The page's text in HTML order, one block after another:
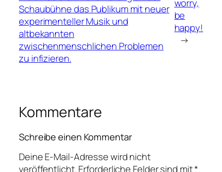
Schaubühne das Publikum mit neuer
experimenteller Musik und
altbekannten
zwischenmenschlichen Problemen
zu infizieren.
worry,
be
happy!
→
Kommentare
Schreibe einen Kommentar
Deine E-Mail-Adresse wird nicht
veröffentlicht.Erforderliche Felder sind mit*